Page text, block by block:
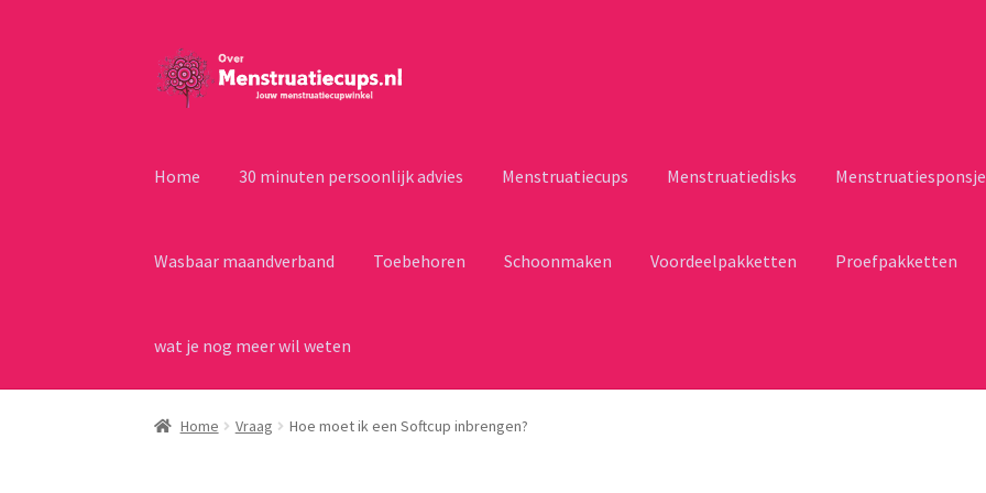
Ga
door
naar
Ga
naar
Home 30 minuten persoonlijk advies Menstruatiecups Menstruatiedisks
Wasbaar maandverband Toebehoren Schoonmaken Voordeelpakketten Proefpakketten
wat je nog meer wil weten
Home Vraag Hoe moet ik een Softcup inbrengen?